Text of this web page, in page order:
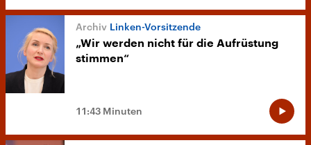
Linken-Vorsitzende
„Wir werden nicht für die Aufrüstung
stimmen“
11:43 Minuten